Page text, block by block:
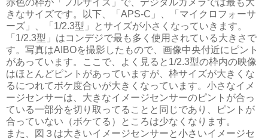
赤色の枠が「フルサイズ」で、デジタルカメラでは最も大
きなサイズです。以下、「APS-C」、「マイクロフォーサ
ーズ」、「1/2.3型」とサイズが小さくなっていきます。
「1/2.3型」はコンデジで最も多く使用されている大きさで
す。写真はAIBOを撮影したもので、画像中央付近にピント
があっています。ここで、よく見ると1/2.3型の枠内の映像
はほとんどピントがあっていますが、枠サイズが大きくな
るにつれてボケ度合いが大きくなっています。小さなイメ
ージセンサーは、大きなイメージセンサーのピントが合っ
ている一部分を切り取ってることと同じであり、ピントが
合っていない（ボケてる）ところは少なくなります。
また、図３は大きいイメージセンサーと小さいイメージセ